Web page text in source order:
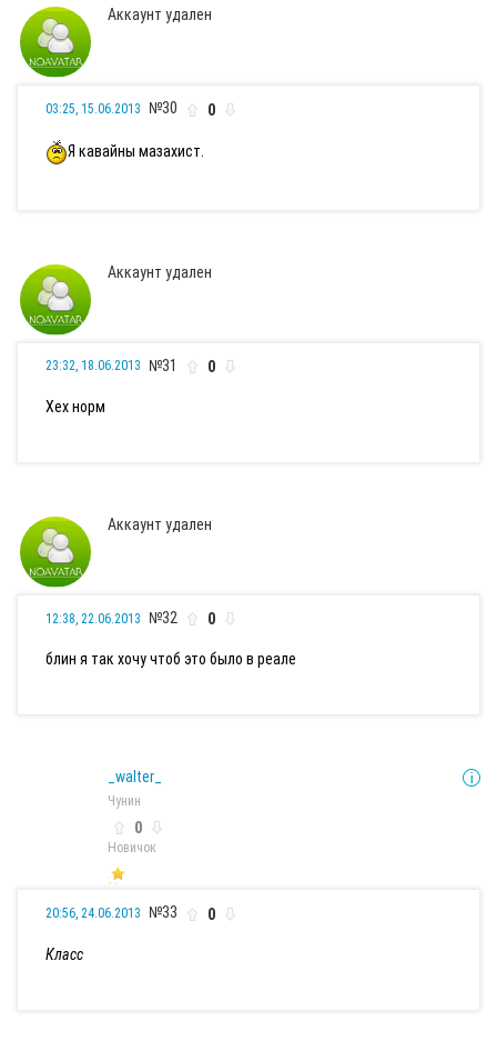
Аккаунт удален
03:25, 15.06.2013 №30 0
Я кавайны мазахист.
Аккаунт удален
23:32, 18.06.2013 №31 0
Хех норм
Аккаунт удален
12:38, 22.06.2013 №32 0
блин я так хочу чтоб это было в реале
_walter_
Чунин
0
Новичок
20:56, 24.06.2013 №33 0
Класс